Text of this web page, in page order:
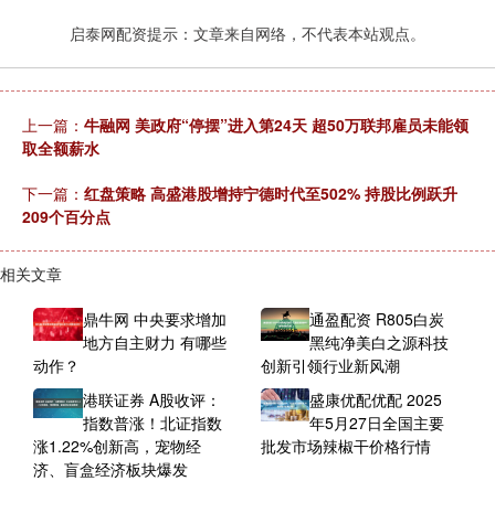
启泰网配资提示：文章来自网络，不代表本站观点。
上一篇： 牛融网 美政府“停摆”进入第24天 超50万联邦雇员未能领
取全额薪水
下一篇： 红盘策略 高盛港股增持宁德时代至502% 持股比例跃升
209个百分点
相关文章
鼎牛网 中央要求增加
地方自主财力 有哪些
动作？
通盈配资 R805白炭
黑纯净美白之源科技
创新引领行业新风潮
港联证券 A股收评：
指数普涨！北证指数
涨1.22%创新高，宠物经
济、盲盒经济板块爆发
盛康优配优配 2025
年5月27日全国主要
批发市场辣椒干价格行情